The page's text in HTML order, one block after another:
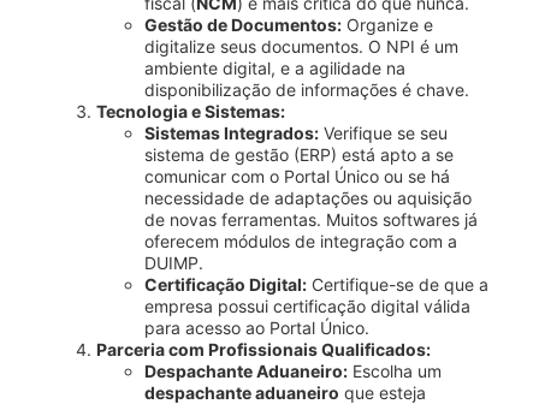
Gestão de Documentos: Organize e
digitalize seus documentos. O NPI é um
ambiente digital, e a agilidade na
disponibilização de informações é chave.
Tecnologia e Sistemas:
Sistemas Integrados: Verifique se seu
sistema de gestão (ERP) está apto a se
comunicar com o Portal Único ou se há
necessidade de adaptações ou aquisição
de novas ferramentas. Muitos softwares já
oferecem módulos de integração com a
DUIMP.
Certificação Digital: Certifique-se de que a
empresa possui certificação digital válida
para acesso ao Portal Único.
Parceria com Profissionais Qualificados:
Despachante Aduaneiro: Escolha um
despachante aduaneiro que esteja